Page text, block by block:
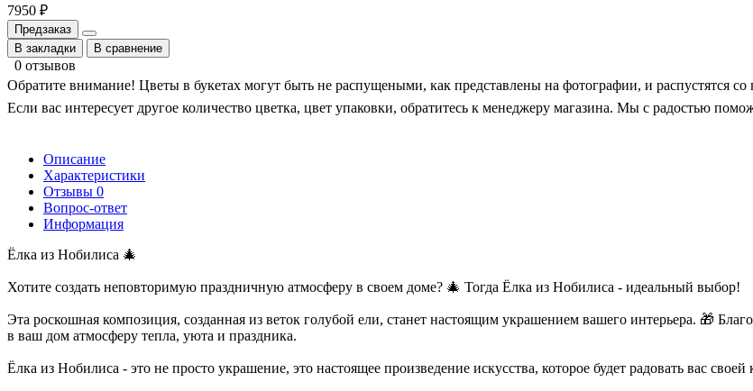
7950 ₽
Предзаказ
В закладки
В сравнение
0 отзывов
Обратите внимание! Цветы в букетах могут быть не распущеными, как представлены на фотографии, и распустятся со
Если вас интересует другое количество цветка, цвет упаковки, обратитесь к менеджеру магазина. Мы с радостью
Описание
Характеристики
Отзывы 0
Вопрос-ответ
Информация
Ёлка из Нобилиса 🎄
Хотите создать неповторимую праздничную атмосферу в своем доме? 🎄 Тогда Ёлка из Нобилиса - идеальный выбор!
Эта роскошная композиция, созданная из веток голубой ели, станет настоящим украшением вашего интерьера. 🎁
в ваш дом атмосферу тепла, уюта и праздника.
Ёлка из Нобилиса - это не просто украшение, это настоящее произведение искусства, которое будет радовать вас